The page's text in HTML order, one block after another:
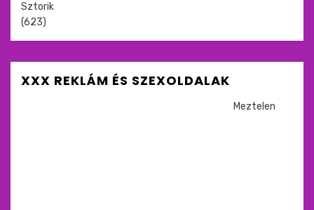
Sztorik
(623)
XXX REKLÁM ÉS SZEXOLDALAK
Meztelen